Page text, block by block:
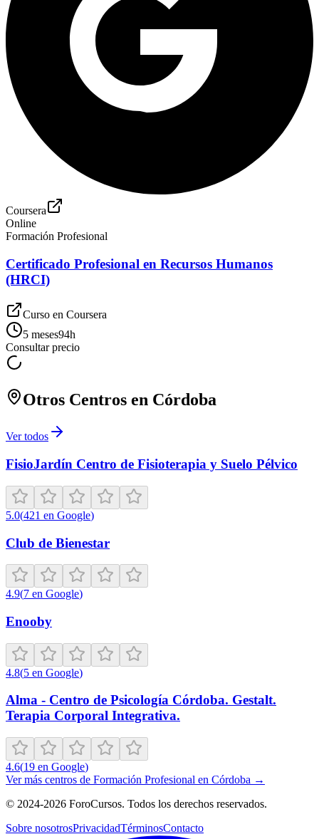
Coursera
Online
Formación Profesional
Certificado Profesional en Recursos Humanos
(HRCI)
Curso en Coursera
5 meses94h
Consultar precio
Otros Centros en Córdoba
Ver todos
FisioJardín Centro de Fisioterapia y Suelo Pélvico
5.0(421 en Google)
Club de Bienestar
4.9(7 en Google)
Enooby
4.8(5 en Google)
Alma - Centro de Psicología Córdoba. Gestalt.
Terapia Corporal Integrativa.
4.6(19 en Google)
Ver más centros de Formación Profesional en Córdoba →
© 2024-2026 ForoCursos. Todos los derechos reservados.
Sobre nosotrosPrivacidadTérminosContacto